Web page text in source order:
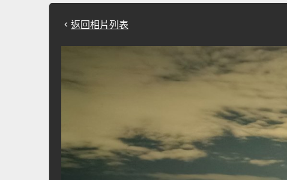
返回相片列表